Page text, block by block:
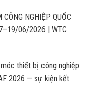
NGHIỆP QUỐC
06/2026 | WTC
thiết bị công nghiệp
2026 — sự kiện kết